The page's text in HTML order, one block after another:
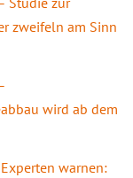
zweifeln am Sinn
wird ab dem
warnen: